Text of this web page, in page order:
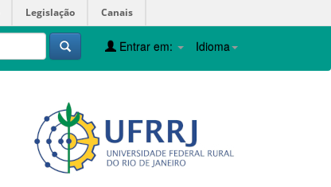
Legislação Canais
Idioma
Entrar em: